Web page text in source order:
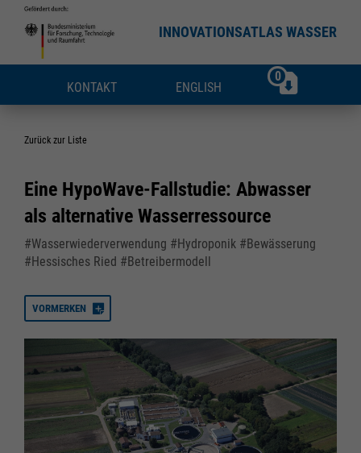
INNOVATIONSATLAS WASSER
KONTAKT ENGLISH
0
Zurück zur Liste
Eine HypoWave-Fallstudie: Abwasser
als alternative Wasserressource
#Wasserwiederverwendung #Hydroponik #Bewässerung
#Hessisches Ried #Betreibermodell
VORMERKEN